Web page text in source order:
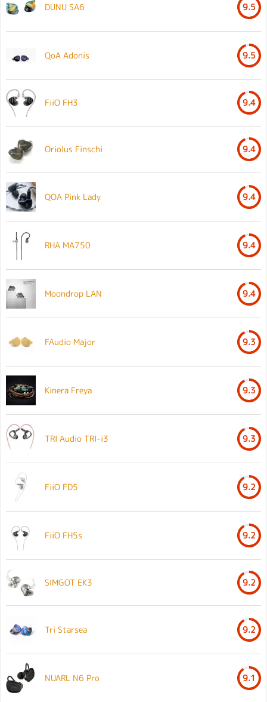
DUNU SA6 9.5
QoA Adonis 9.5
FiiO FH3 9.4
Oriolus Finschi 9.4
QOA Pink Lady 9.4
RHA MA750 9.4
Moondrop LAN 9.4
FAudio Major 9.3
Kinera Freya 9.3
TRI Audio TRI-i3 9.3
FiiO FD5 9.2
FiiO FH5s 9.2
SIMGOT EK3 9.2
Tri Starsea 9.2
NUARL N6 Pro 9.1